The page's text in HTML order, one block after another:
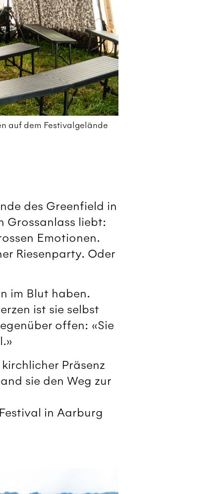
auf dem Festivalgelände
des Greenfield in
Grossanlass liebt:
Emotionen.
Riesenparty. Oder
im Blut haben.
ist sie selbst
offen: «Sie
Präsenz
sie den Weg zur
in Aarburg